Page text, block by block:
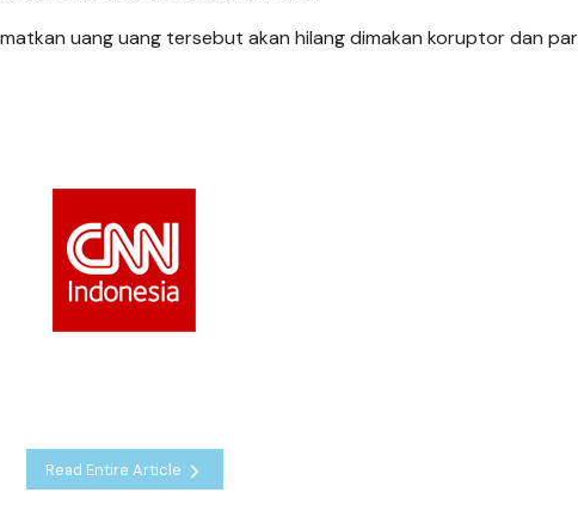
uang uang tersebut akan hilang dimakan koruptor dan
Read Entire Article